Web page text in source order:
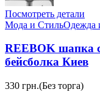
Посмотреть детали
Мода и СтильОдежда
REEBOK шапка
бейсболка Киев
330 грн.(Без торга)